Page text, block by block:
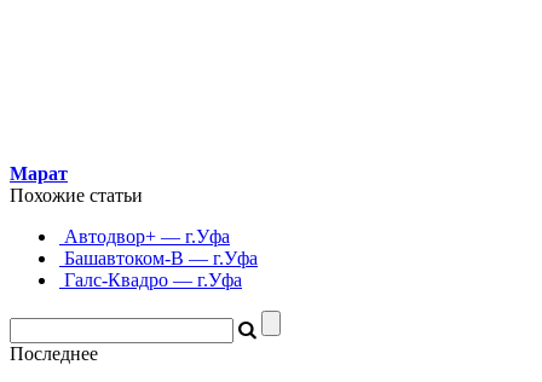
Марат
Похожие статьи
Автодвор+ — г.Уфа
Башавтоком-В — г.Уфа
Галс-Квадро — г.Уфа
Последнее